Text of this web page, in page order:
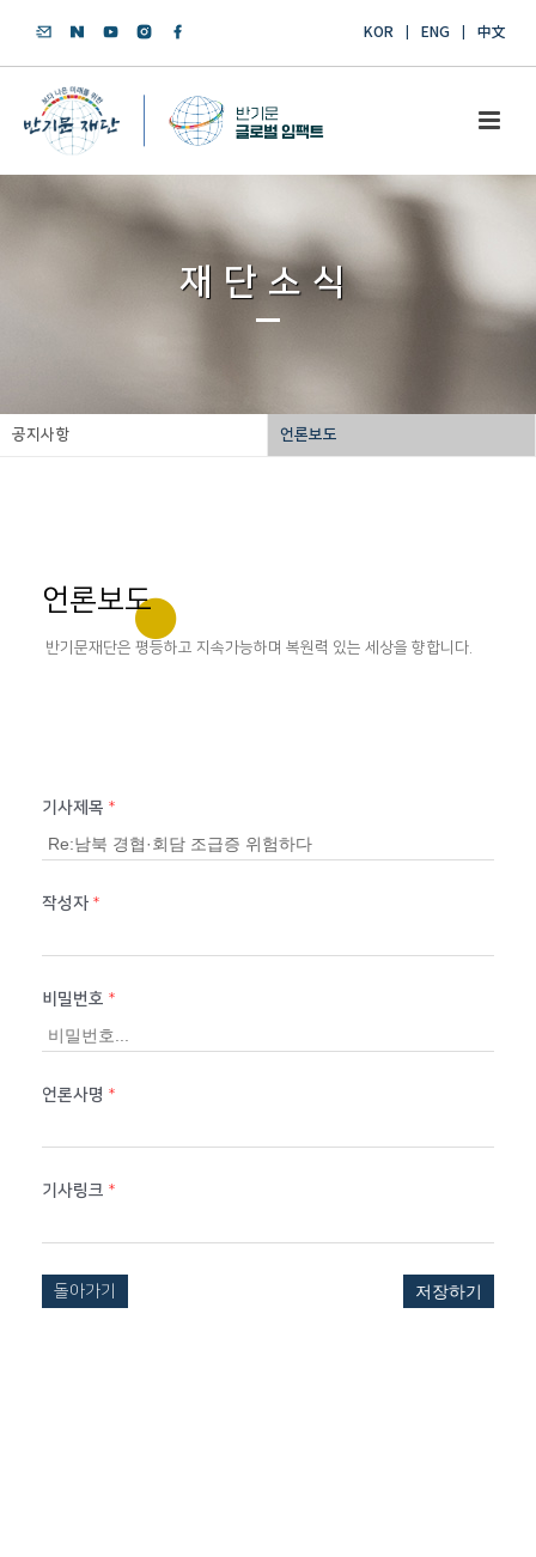
KOR ENG 中文
재단소식
공지사항 언론보도
언론보도
반기문재단은 평등하고 지속가능하며 복원력 있는 세상을 향합니다.
기사제목 *
작성자 *
비밀번호 *
언론사명 *
기사링크 *
돌아가기 저장하기